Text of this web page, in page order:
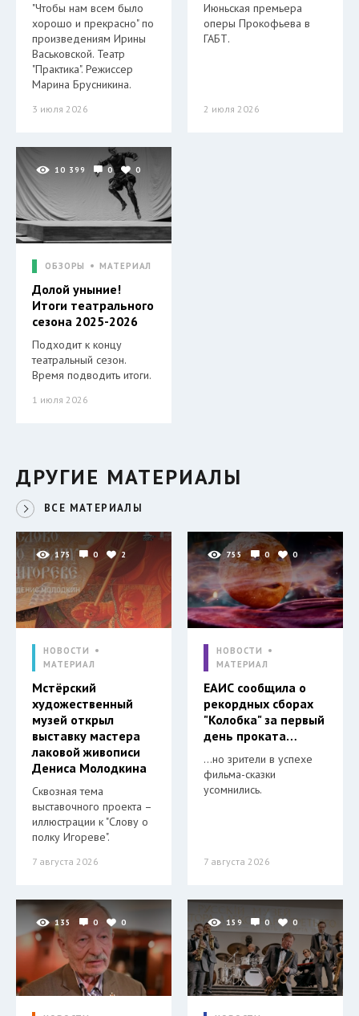
"Чтобы нам всем было
хорошо и прекрасно" по
произведениям Ирины
Васьковской. Театр
"Практика". Режиссер
Марина Брусникина.
3 июля 2026
Июньская премьера
оперы Прокофьева в
ГАБТ.
2 июля 2026
10 399 0 0
ОБЗОРЫ МАТЕРИАЛ
Долой уныние!
Итоги театрального
сезона 2025-2026
Подходит к концу
театральный сезон.
Время подводить итоги.
1 июля 2026
ДРУГИЕ МАТЕРИАЛЫ
ВСЕ МАТЕРИАЛЫ
175 0 2
НОВОСТИ
МАТЕРИАЛ
Мстёрский
художественный
музей открыл
выставку мастера
лаковой живописи
Дениса Молодкина
Сквозная тема
выставочного проекта –
иллюстрации к "Слову о
полку Игореве".
7 августа 2026
755 0 0
НОВОСТИ
МАТЕРИАЛ
ЕАИС сообщила о
рекордных сборах
"Колобка" за первый
день проката…
…но зрители в успехе
фильма-сказки
усомнились.
7 августа 2026
135 0 0 159 0 0